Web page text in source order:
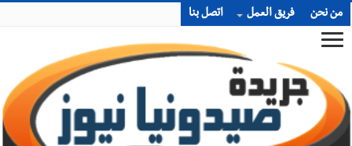
من نحن فريق العمل اتصل بنا